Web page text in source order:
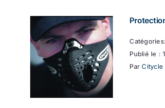
Publié le :
ParCitycle